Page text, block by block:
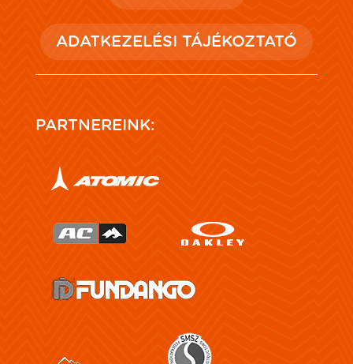
ADATKEZELÉSI TÁJÉKOZTATÓ
PARTNEREINK: